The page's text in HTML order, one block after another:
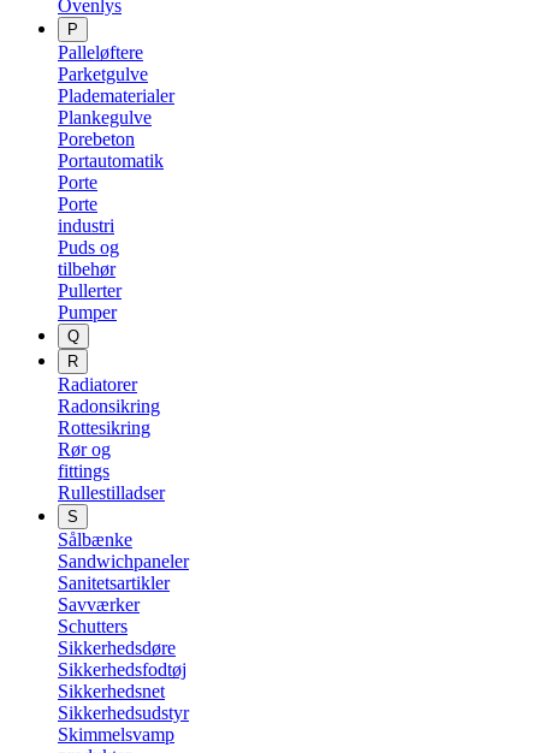
Ovenlys
P
Palleløftere
Parketgulve
Pladematerialer
Plankegulve
Porebeton
Portautomatik
Porte
Porte
industri
Puds og
tilbehør
Pullerter
Pumper
Q
R
Radiatorer
Radonsikring
Rottesikring
Rør og
fittings
Rullestilladser
S
Sålbænke
Sandwichpaneler
Sanitetsartikler
Savværker
Schutters
Sikkerhedsdøre
Sikkerhedsfodtøj
Sikkerhedsnet
Sikkerhedsudstyr
Skimmelsvamp